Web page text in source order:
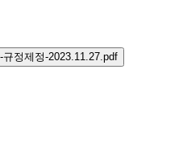
정제정-2023.11.27.pdf